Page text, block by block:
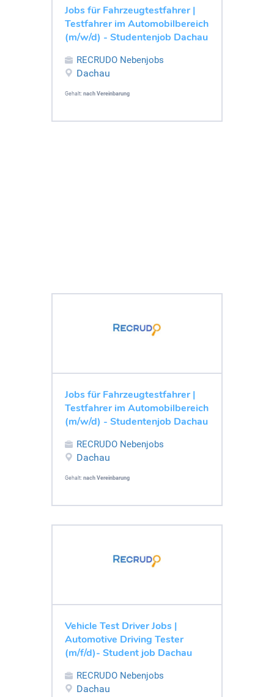
Jobs für Fahrzeugtestfahrer |
Testfahrer im Automobilbereich
(m/w/d) - Studentenjob Dachau
RECRUDO Nebenjobs
Dachau
Gehalt: nach Vereinbarung
Jobs für Fahrzeugtestfahrer |
Testfahrer im Automobilbereich
(m/w/d) - Studentenjob Dachau
RECRUDO Nebenjobs
Dachau
Gehalt: nach Vereinbarung
Vehicle Test Driver Jobs |
Automotive Driving Tester
(m/f/d)- Student job Dachau
RECRUDO Nebenjobs
Dachau